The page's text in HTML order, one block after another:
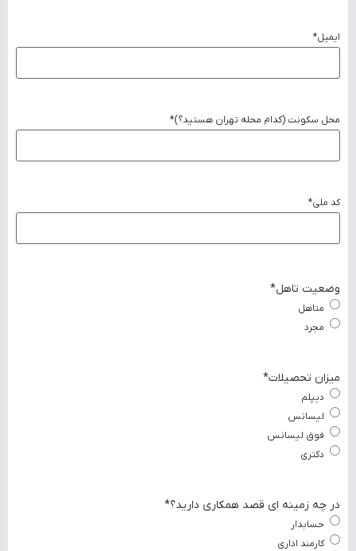
ایمیل*
محل سکونت (کدام محله تهران هستید؟)*
کد ملی*
وضعیت تاهل*
متاهل
مجرد
میزان تحصیلات*
دیپلم
لیسانس
فوق لیسانس
دکتری
در چه زمینه ای قصد همکاری دارید؟*
حسابدار
کارمند اداری